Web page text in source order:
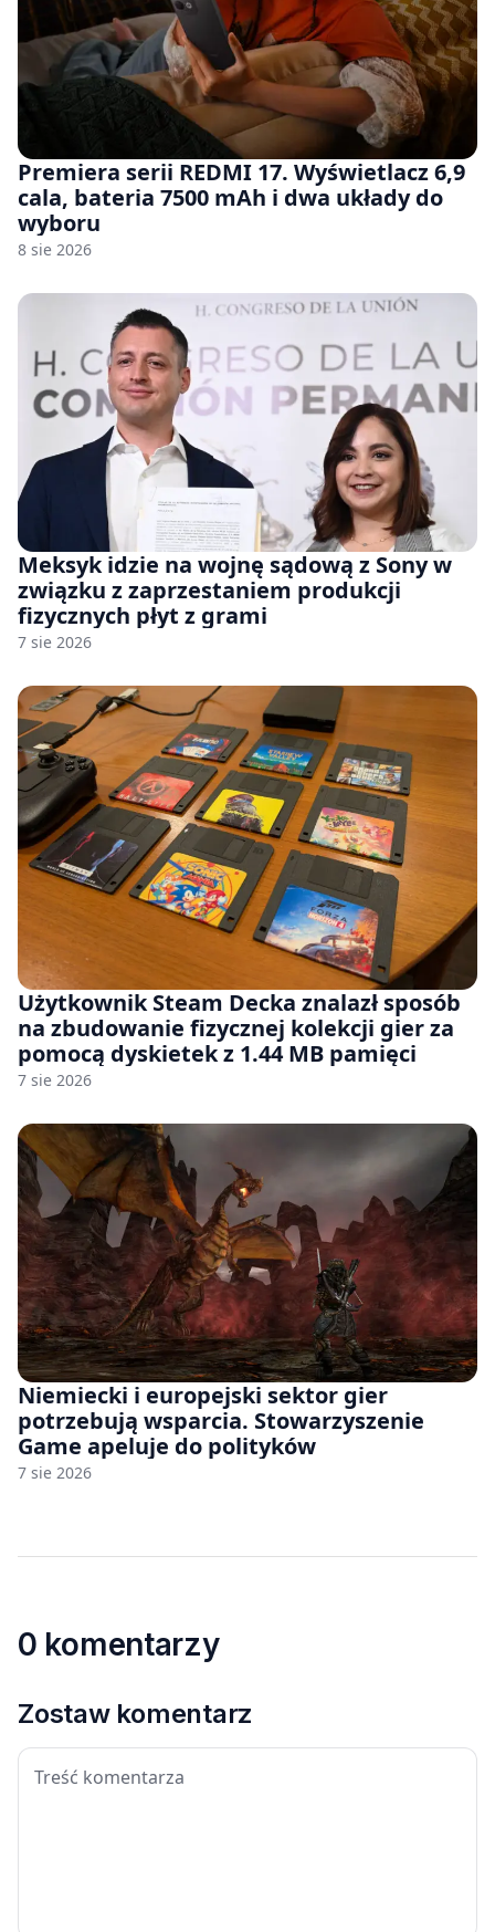
Premiera serii REDMI 17. Wyświetlacz 6,9
cala, bateria 7500 mAh i dwa układy do
wyboru
8 sie 2026
Meksyk idzie na wojnę sądową z Sony w
związku z zaprzestaniem produkcji
fizycznych płyt z grami
7 sie 2026
Użytkownik Steam Decka znalazł sposób
na zbudowanie fizycznej kolekcji gier za
pomocą dyskietek z 1.44 MB pamięci
7 sie 2026
Niemiecki i europejski sektor gier
potrzebują wsparcia. Stowarzyszenie
Game apeluje do polityków
7 sie 2026
0 komentarzy
Zostaw komentarz